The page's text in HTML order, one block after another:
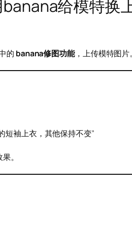
给模特换
的 banana修图功能，上传模特图片。
短袖上衣，其他保持不变”
。